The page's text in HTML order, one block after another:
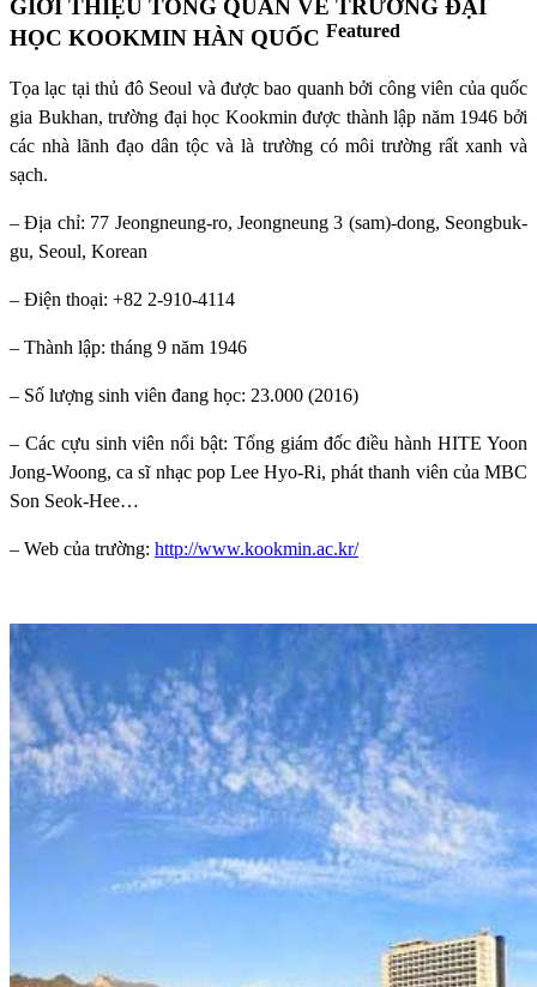
GIỚI THIỆU TỔNG QUAN VỀ TRƯỜNG ĐẠI
HỌC KOOKMIN HÀN QUỐC Featured
Tọa lạc tại thủ đô Seoul và được bao quanh bởi công viên của quốc
gia Bukhan, trường đại học Kookmin được thành lập năm 1946 bởi
các nhà lãnh đạo dân tộc và là trường có môi trường rất xanh và
sạch.
– Địa chỉ: 77 Jeongneung-ro, Jeongneung 3 (sam)-dong, Seongbuk-
gu, Seoul, Korean
– Điện thoại: +82 2-910-4114
– Thành lập: tháng 9 năm 1946
– Số lượng sinh viên đang học: 23.000 (2016)
– Các cựu sinh viên nổi bật: Tổng giám đốc điều hành HITE Yoon
Jong-Woong, ca sĩ nhạc pop Lee Hyo-Ri, phát thanh viên của MBC
Son Seok-Hee…
– Web của trường: http://www.kookmin.ac.kr/